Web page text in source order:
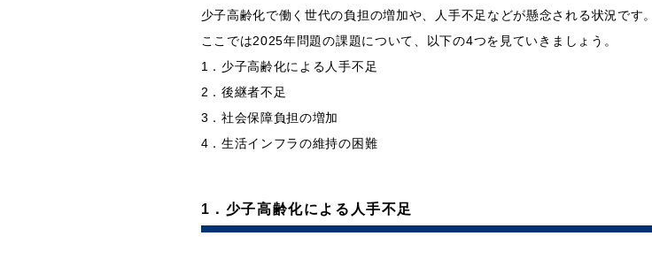
少子高齢化で働く世代の負担の増加や、人手不足などが懸念される状況です。
ここでは2025年問題の課題について、以下の4つを見ていきましょう。
1．少子高齢化による人手不足
2．後継者不足
3．社会保障負担の増加
4．生活インフラの維持の困難
1．少子高齢化による人手不足